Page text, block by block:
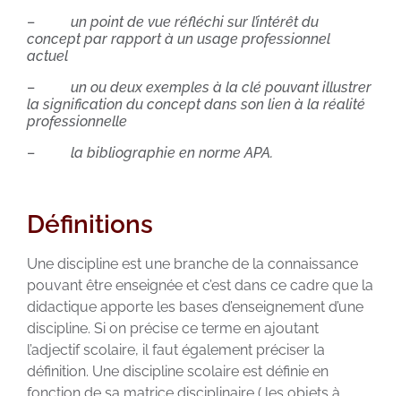
– un point de vue réfléchi sur l’intérêt du
concept par rapport à un usage professionnel
actuel
– un ou deux exemples à la clé pouvant illustrer
la signification du concept dans son lien à la réalité
professionnelle
– la bibliographie en norme APA.
Définitions
Une discipline est une branche de la connaissance
pouvant être enseignée et c’est dans ce cadre que la
didactique apporte les bases d’enseignement d’une
discipline. Si on précise ce terme en ajoutant
l’adjectif scolaire, il faut également préciser la
définition. Une discipline scolaire est définie en